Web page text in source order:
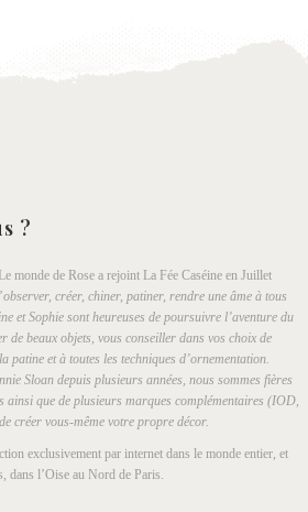
?
monde de Rose a rejoint La Fée Caséine en Juillet
observer, créer, chiner, patiner, rendre une âme à tous
et Sophie sont heureuses de poursuivre l’aventure du
de beaux objets, vous conseiller dans vos choix de
et à toutes les techniques d’ornementation.
Sloan depuis plusieurs années, nous sommes fières
ainsi que de plusieurs marques complémentaires (IOD,
vous-même votre propre décor.
exclusivement par internet dans le monde entier, et
dans l’Oise au Nord de Paris.